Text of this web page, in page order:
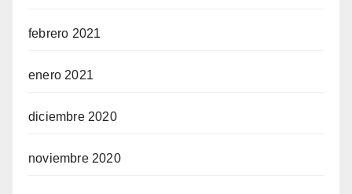
febrero 2021
enero 2021
diciembre 2020
noviembre 2020